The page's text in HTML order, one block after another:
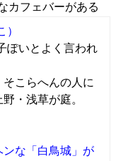
カフェバーがある
）
ぽいとよく言われ
こらへんの人に
・浅草が庭。
な「白鳥城」が